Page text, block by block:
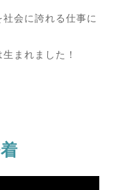
会に誇れる仕事に
まれました！